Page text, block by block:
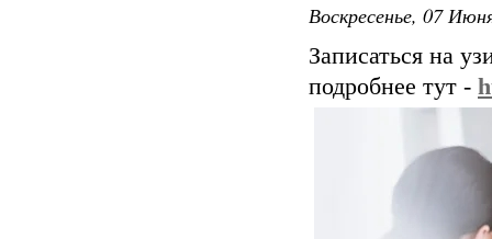
Воскресенье, 07
Записаться на
подробнее тут -